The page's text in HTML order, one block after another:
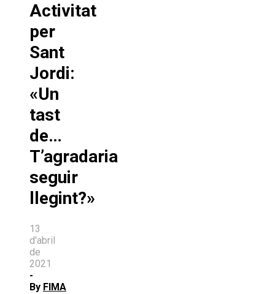
Activitat
per
Sant
Jordi:
«Un
tast
de…
T’agradaria
seguir
llegint?»
13
d'abril
de
2021
-
By FIMA